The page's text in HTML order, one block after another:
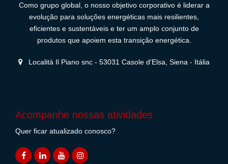
Como grupo global, o nosso objetivo corporativo é liderar a
evolução para soluções energéticas mais resilientes,
eficientes e sustentáveis e ter um amplo conjunto de
produtos que apoiem esta transição energética.
Località Il Piano snc - 53031 Casole d'Elsa, Siena - Itália
Acompanhe nossas atividades
Quer ficar atualizado conosco?